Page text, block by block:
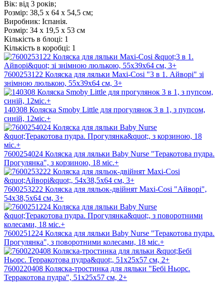
Вік: від 3 років;
Розмір: 38,5 х 64 х 54,5 см;
Виробник: Іспанія.
Розмір: 34 х 19,5 х 53 см
Кількість в блоці: 1
Кількість в коробці: 1
7600253122 Коляска для ляльки Maxi-Cosi "3 в 1. Айворі" зі
знімною люлькою, 55x39x64 см, 3+
140308 Коляска Smoby Little для прогулянок 3 в 1, з пупсом,
синій, 12міс.+
7600254024 Коляска для ляльки Baby Nurse "Теракотова пудра.
Прогулянка", з корзиною, 18 міс.+
7600253222 Коляска для ляльок-двійнят Maxi-Cosi "Айворі",
54х38,5х64 см, 3+
7600251224 Коляска для ляльки Baby Nurse "Теракотова пудра.
Прогулянка", з поворотними колесами, 18 міс.+
7600220408 Коляска-тростинка для ляльки "Бебі Ньорс.
Терракотова пудра", 51х25х57 см, 2+